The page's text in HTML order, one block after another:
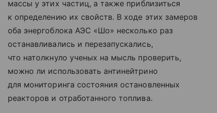
массы у этих частиц, а также приблизиться
к определению их свойств. В ходе этих замеров
оба энергоблока АЭС «Шо» несколько раз
останавливались и перезапускались,
что натолкнуло ученых на мысль проверить,
можно ли использовать антинейтрино
для мониторинга состояния остановленных
реакторов и отработанного топлива.